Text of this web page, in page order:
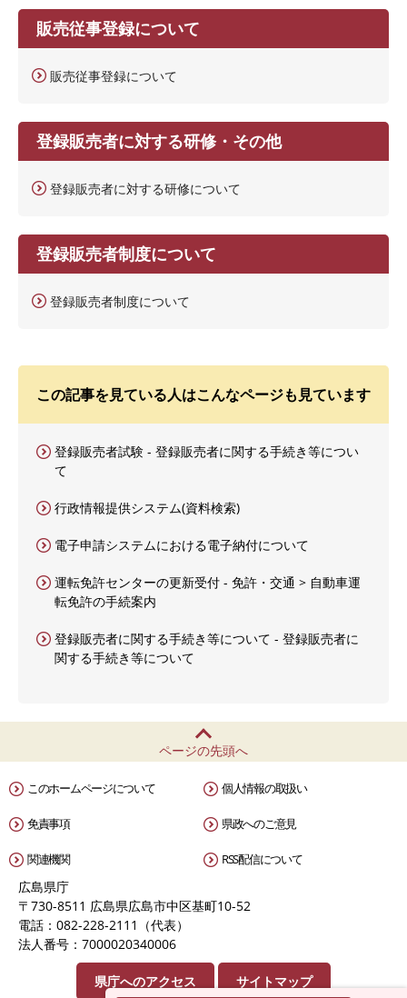
販売従事登録について
販売従事登録について
登録販売者に対する研修・その他
登録販売者に対する研修について
登録販売者制度について
登録販売者制度について
この記事を見ている人はこんなページも見ています
登録販売者試験 - 登録販売者に関する手続き等につい
て
行政情報提供システム(資料検索)
電子申請システムにおける電子納付について
運転免許センターの更新受付 - 免許・交通 > 自動車運
転免許の手続案内
登録販売者に関する手続き等について - 登録販売者に
関する手続き等について
ページの先頭へ
このホームページについて 個人情報の取扱い
免責事項 県政へのご意見
関連機関 RSS配信について
広島県庁
〒730-8511 広島県広島市中区基町10-52
電話：082-228-2111（代表）
法人番号：7000020340006
県庁へのアクセス サイトマップ